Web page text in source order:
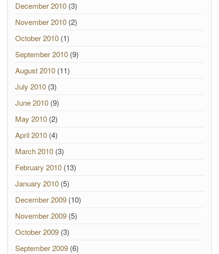
December 2010 (3)
November 2010 (2)
October 2010 (1)
September 2010 (9)
August 2010 (11)
July 2010 (3)
June 2010 (9)
May 2010 (2)
April 2010 (4)
March 2010 (3)
February 2010 (13)
January 2010 (5)
December 2009 (10)
November 2009 (5)
October 2009 (3)
September 2009 (6)